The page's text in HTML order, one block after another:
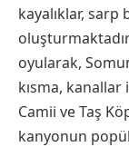
kayalıklar, sarp
oyularak,
kısma,
Camii ve Taş
kanyonun